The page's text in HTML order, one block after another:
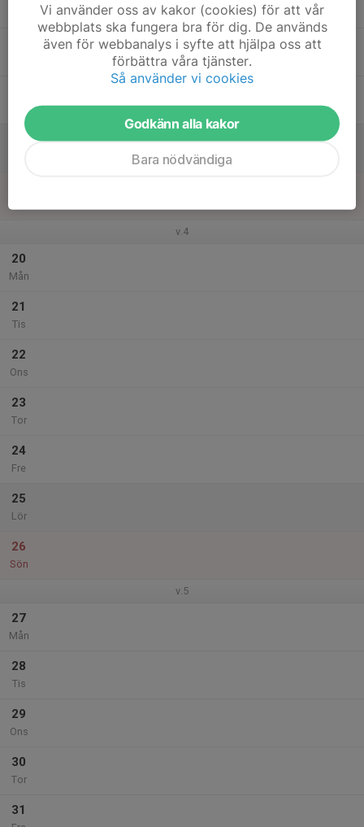
v.4
20
Mån
21
Tis
22
Ons
23
Tor
24
Fre
25
Lör
26
Sön
v.5
27
Mån
28
Tis
29
Ons
30
Tor
31
Vi använder oss av kakor (cookies) för att vår
webbplats ska fungera bra för dig. De används
även för webbanalys i syfte att hjälpa oss att
förbättra våra tjänster.
Så använder vi cookies
Godkänn alla kakor
Bara nödvändiga